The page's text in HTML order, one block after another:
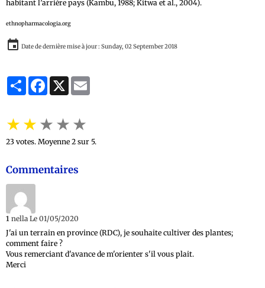
habitant l’arrière pays (Kambu, 1988; Kitwa et al., 2004).
ethnopharmacologia.org
Date de dernière mise à jour : Sunday, 02 September 2018
PartagerFacebook
X
★★★★★
23 votes. Moyenne 2 sur 5.
Commentaires
1 nella Le 01/05/2020
J'ai un terrain en province (RDC), je souhaite cultiver des plantes;
comment faire ?
Vous remerciant d'avance de m'orienter s'il vous plait.
Merci